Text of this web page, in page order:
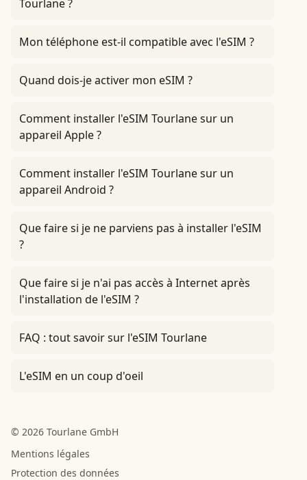
Tourlane ?
Mon téléphone est-il compatible avec l'eSIM ?
Quand dois-je activer mon eSIM ?
Comment installer l'eSIM Tourlane sur un
appareil Apple ?
Comment installer l'eSIM Tourlane sur un
appareil Android ?
Que faire si je ne parviens pas à installer l'eSIM
?
Que faire si je n'ai pas accès à Internet après
l'installation de l'eSIM ?
FAQ : tout savoir sur l'eSIM Tourlane
L'eSIM en un coup d'oeil
© 2026 Tourlane GmbH
Mentions légales
Protection des données